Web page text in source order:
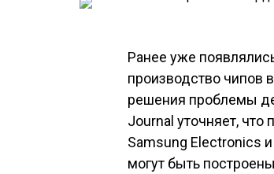
Ранее уже
производство чипов
решения проблемы
Journal уточняет,
Samsung Electronics
могут быть